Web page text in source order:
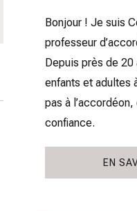
Bonjour ! Je suis
professeur
Depuis près de 20
enfants et adultes
pas à
confiance.
EN